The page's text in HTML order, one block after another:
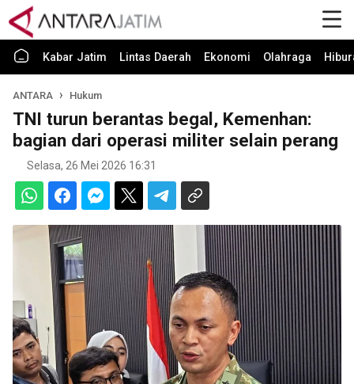
Kabar Jatim Lintas Daerah Ekonomi Olahraga
ANTARA Hukum
TNI turun berantas begal, Kemenhan:
bagian dari operasi militer selain perang
Selasa, 26 Mei 2026 16:31